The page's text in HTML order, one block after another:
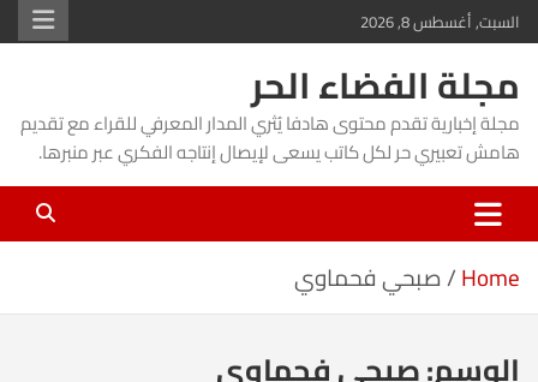
Skip
to
content
السبت, أغسطس 8, 2026
مجلة الفضاء الحر
مجلة إخبارية تقدم محتوى هادفا يُثري المدار المعرفي للقراء مع تقديم
هامش تعبيري حر لكل كاتب يسعى لإيصال إنتاجه الفكري عبر منبرها.
Home صبحي فحماوي
الوسم:صبحي فحماوي